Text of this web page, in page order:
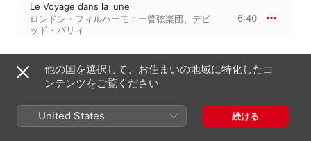
Le Voyage dans la lune
ロンドン・フィルハーモニー管弦楽団、 デビ
ッド・パリィ
6:40
オッフェンバック：GENEVIEVE DE BRABANT
Rondo du pate
ーモニー管弦楽団、
Geoffrey Mitchell
Choir、デビッド・パリィ
3:34
他の国を選択して、お住まいの地域に特化したコ
ンテンツをご覧ください
United States 続ける